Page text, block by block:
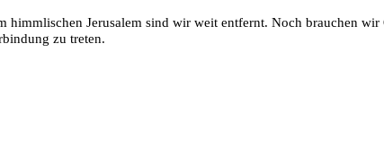
himmlischen Jerusalem sind wir weit entfernt. Noch brauchen
zu treten.